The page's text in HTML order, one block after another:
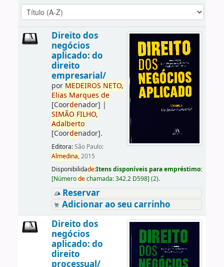
Direito dos
negócios
aplicado: do
direito
empresarial/
por MEDEIROS NETO,
Elias Marques de
[Coordenador] |
SIMÃO FILHO,
Adalberto
[Coordenador].
Editora:São Paulo:
Almedina,2015
Disponibilidade:Itens disponíveis para empréstimo:
[Númerodechamada:342.2 D598] (2).
Reservar
Adicionar ao seu carrinho
Direito dos
negócios
aplicado: do
direito
processual/